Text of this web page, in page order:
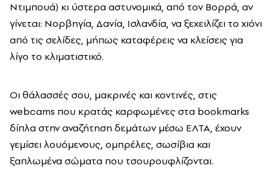
Ντιμπουά) κι ύστερα αστυνομικά, από τον Βορρά, αν
γίνεται: Νορβηγία, Δανία, Ισλανδία, να ξεχειλίζει το χιόνι
από τις σελίδες, μήπως καταφέρεις να κλείσεις για
λίγο το κλιματιστικό.
Οι θάλασσές σου, μακρινές και κοντινές, στις
webcams που κρατάς καρφωμένες στα bookmarks
δίπλα στην αναζήτηση δεμάτων μέσω ΕΛΤΑ, έχουν
γεμίσει λουόμενους, ομπρέλες, σωσίβια και
ξαπλωμένα σώματα που τσουρουφλίζονται.